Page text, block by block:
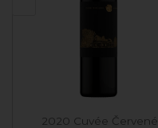
2020 Cuvée Červené